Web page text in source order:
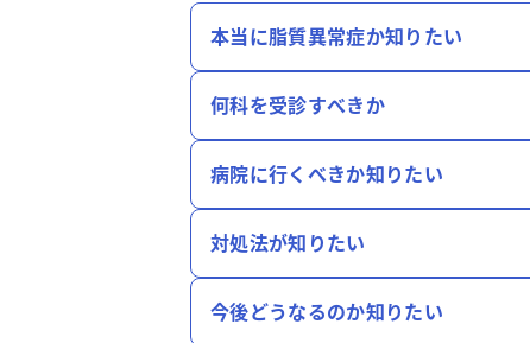
本当に脂質異常症か知りたい
何科を受診すべきか
病院に行くべきか知りたい
対処法が知りたい
今後どうなるのか知りたい